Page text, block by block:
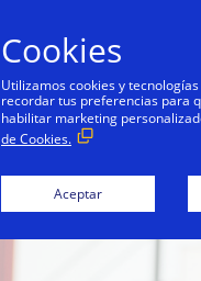
Cookies
Utilizamos cookies y
recordar tus preferencias para
habilitar marketing
de Cookies.
Aceptar